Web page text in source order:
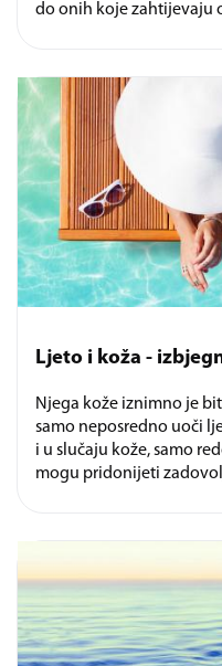
do onih koje zahtijevaju
Ljeto i koža -
Njega kože iznimno je
samo neposredno uoči
i u slučaju kože, samo
mogu pridonijeti